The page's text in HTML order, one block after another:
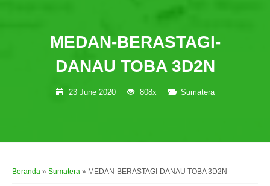
MEDAN-BERASTAGI-
DANAU TOBA 3D2N
23 June 2020 808x Sumatera
Beranda » Sumatera » MEDAN-BERASTAGI-DANAU TOBA 3D2N